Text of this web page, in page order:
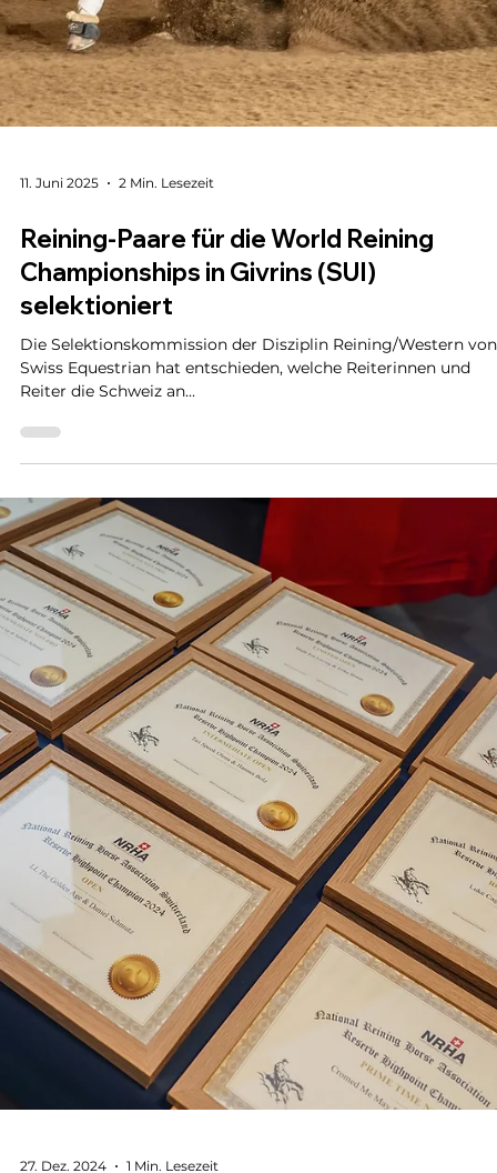
11. Juni 2025 2 Min. Lesezeit
Reining-Paare für die World Reining
Championships in Givrins (SUI)
selektioniert
Die Selektionskommission der Disziplin Reining/Western von
Swiss Equestrian hat entschieden, welche Reiterinnen und